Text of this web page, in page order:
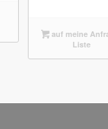
auf meine
Liste